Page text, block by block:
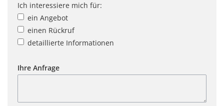
Ich interessiere mich für:
ein Angebot
einen Rückruf
detaillierte Informationen
Ihre Anfrage